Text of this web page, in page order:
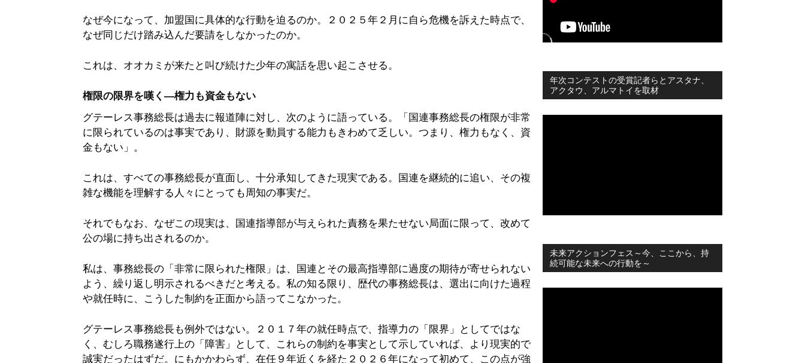
なぜ今になって、加盟国に具体的な行動を迫るのか。２０２５年２月に自ら危機を訴えた時点で、
なぜ同じだけ踏み込んだ要請をしなかったのか。
これは、オオカミが来たと叫び続けた少年の寓話を思い起こさせる。
権限の限界を嘆く―権力も資金もない
グテーレス事務総長は過去に報道陣に対し、次のように語っている。「国連事務総長の権限が非常
に限られているのは事実であり、財源を動員する能力もきわめて乏しい。つまり、権力もなく、資
金もない」。
これは、すべての事務総長が直面し、十分承知してきた現実である。国連を継続的に追い、その複
雑な機能を理解する人々にとっても周知の事実だ。
それでもなお、なぜこの現実は、国連指導部が与えられた責務を果たせない局面に限って、改めて
公の場に持ち出されるのか。
私は、事務総長の「非常に限られた権限」は、国連とその最高指導部に過度の期待が寄せられない
よう、繰り返し明示されるべきだと考える。私の知る限り、歴代の事務総長は、選出に向けた過程
や就任時に、こうした制約を正面から語ってこなかった。
グテーレス事務総長も例外ではない。２０１７年の就任時点で、指導力の「限界」としてではな
く、むしろ職務遂行上の「障害」として、これらの制約を事実として示していれば、より現実的で
誠実だったはずだ。にもかかわらず、在任９年近くを経た２０２６年になって初めて、この点が強
年次コンテストの受賞記者らとアスタナ、
アクタウ、アルマトイを取材
未来アクションフェス～今、ここから、持
続可能な未来への行動を～